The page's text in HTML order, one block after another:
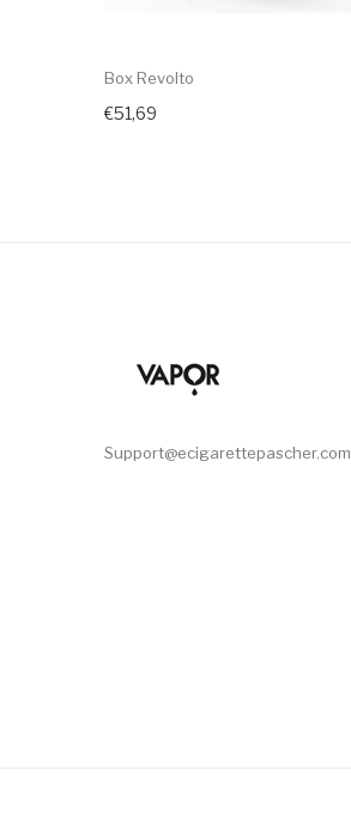
Box Revolto
€51,69
Support@ecigarettepascher.com